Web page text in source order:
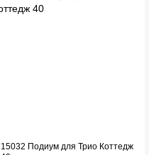
15032 Подиум для Трио Коттедж